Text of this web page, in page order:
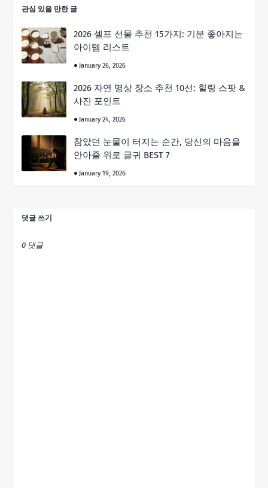
관심 있을 만한 글
2026 셀프 선물 추천 15가지: 기분 좋아지는
아이템 리스트
January 26, 2026
2026 자연 명상 장소 추천 10선: 힐링 스팟 &
사진 포인트
January 24, 2026
참았던 눈물이 터지는 순간, 당신의 마음을
안아줄 위로 글귀 BEST 7
January 19, 2026
댓글 쓰기
0 댓글